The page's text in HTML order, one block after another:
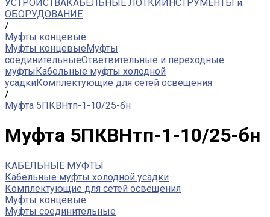
УСТРОЙСТВАКАБЕЛЬНЫЕ ЛОТКИИНСТРУМЕНТЫ и
ОБОРУДОВАНИЕ
/
Муфты концевые
Муфты концевыеМуфты
соединительныеОтветвительные и переходные
муфтыКабельные муфты холодной
усадкиКомплектующие для сетей освещения
/
Муфта 5ПКВНтп-1-10/25-бн
Муфта 5ПКВНтп-1-10/25-бн
КАБЕЛЬНЫЕ МУФТЫ
Кабельные муфты холодной усадки
Комплектующие для сетей освещения
Муфты концевые
Муфты соединительные